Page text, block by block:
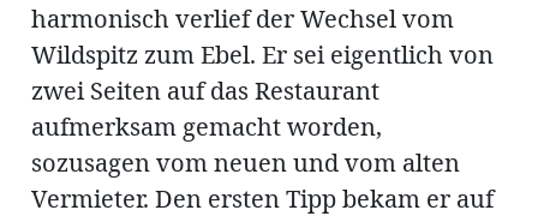
harmonisch verlief der Wechsel vom
Wildspitz zum Ebel. Er sei eigentlich von
zwei Seiten auf das Restaurant
aufmerksam gemacht worden,
sozusagen vom neuen und vom alten
Vermieter. Den ersten Tipp bekam er auf